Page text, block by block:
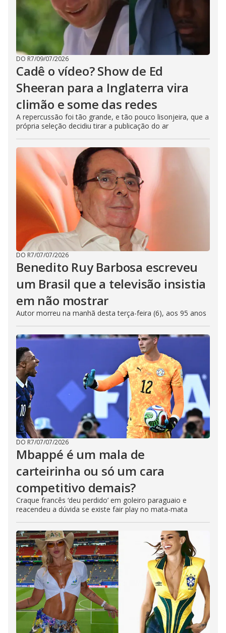
DO R7/09/07/2026
Cadê o vídeo? Show de Ed
Sheeran para a Inglaterra vira
climão e some das redes
A repercussão foi tão grande, e tão pouco lisonjeira, que a
própria seleção decidiu tirar a publicação do ar
DO R7/07/07/2026
Benedito Ruy Barbosa escreveu
um Brasil que a televisão insistia
em não mostrar
Autor morreu na manhã desta terça-feira (6), aos 95 anos
DO R7/07/07/2026
Mbappé é um mala de
carteirinha ou só um cara
competitivo demais?
Craque francês ‘deu perdido’ em goleiro paraguaio e
reacendeu a dúvida se existe fair play no mata-mata